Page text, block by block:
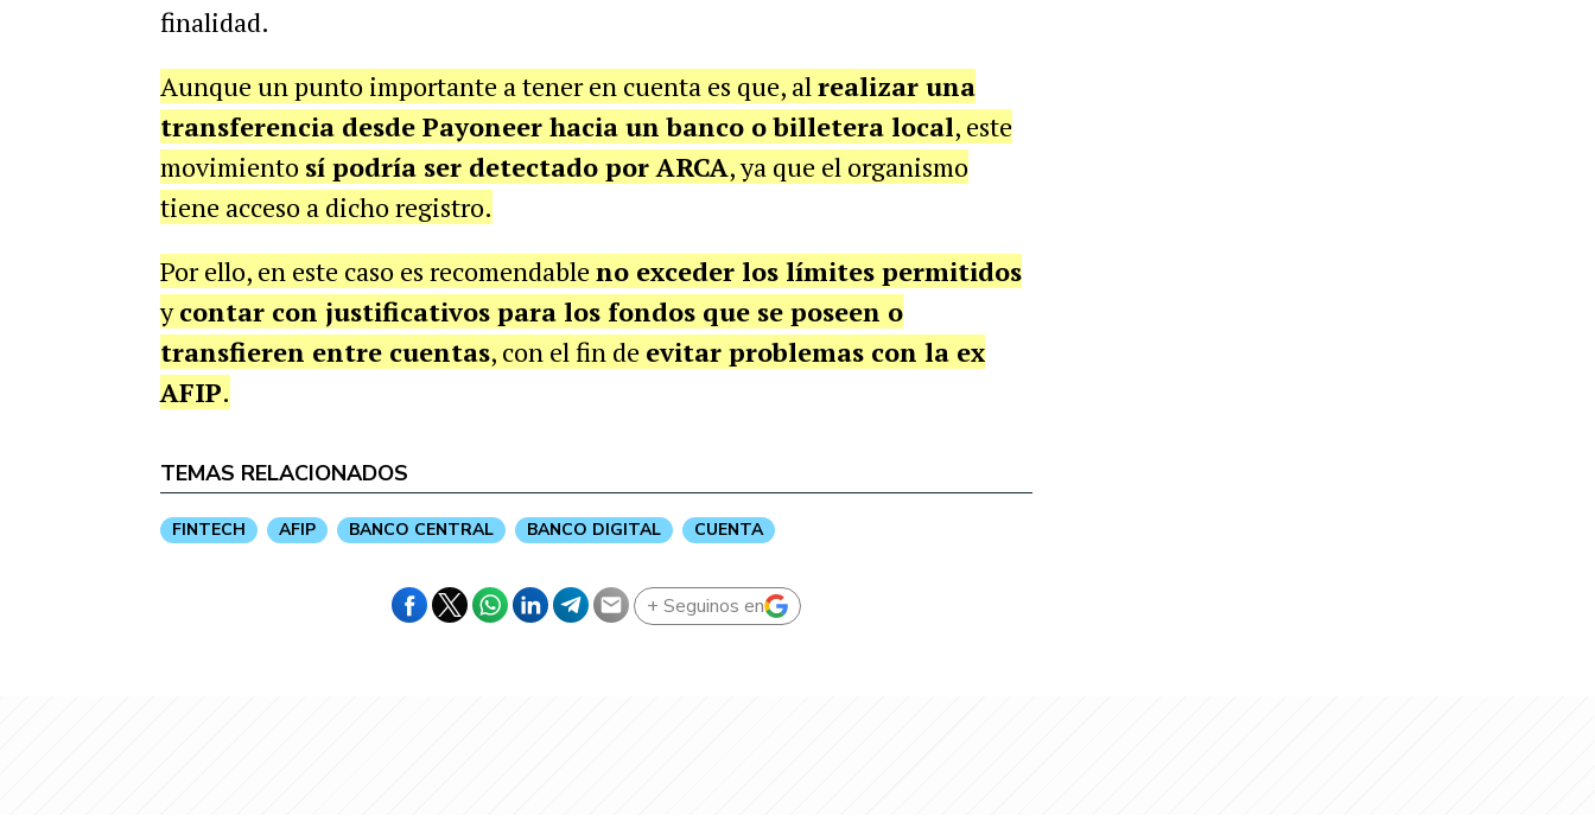
finalidad.
Aunque un punto importante a tener en cuenta es que, alrealizar una
transferencia desde Payoneer hacia un banco o billetera local, este
movimiento sí podría ser detectado por ARCA, ya que el organismo
tiene acceso a dicho registro.
Por ello, en este caso es recomendable no exceder los límites permitidos
ycontar con justificativos para los fondos que se poseen o
transfieren entre cuentas, con el fin de evitar problemas con la ex
AFIP.
TEMAS RELACIONADOS
FINTECH AFIP BANCO CENTRAL BANCO DIGITAL CUENTA
+ Seguinos en